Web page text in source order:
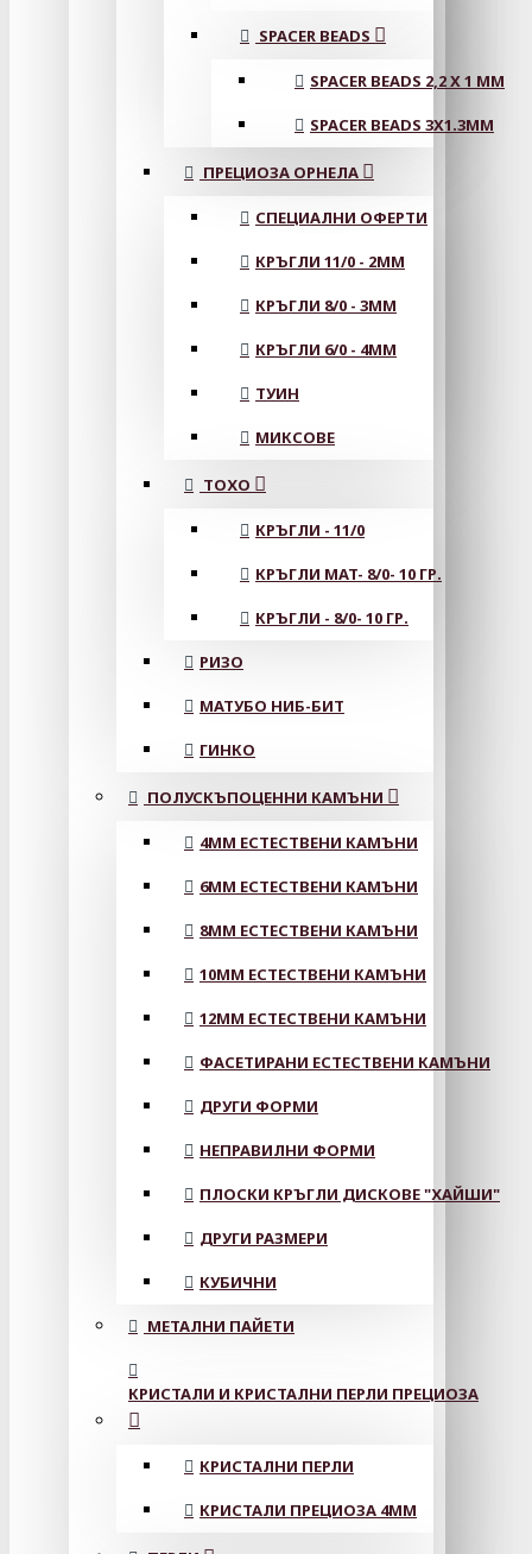
SPACER BEADS
SPACER BEADS 2,2 X 1 MM
SPACER BEADS 3X1.3MM
ПРЕЦИОЗА ОРНЕЛА
СПЕЦИАЛНИ ОФЕРТИ
КРЪГЛИ 11/0 - 2MM
КРЪГЛИ 8/0 - 3MM
КРЪГЛИ 6/0 - 4MM
ТУИН
МИКСОВЕ
ТОХО
КРЪГЛИ - 11/0
КРЪГЛИ MAT- 8/0- 10 ГР.
КРЪГЛИ - 8/0- 10 ГР.
РИЗО
МАТУБО НИБ-БИТ
ГИНКО
ПОЛУСКЪПОЦЕННИ КАМЪНИ
4MM ЕСТЕСТВЕНИ КАМЪНИ
6MM ЕСТЕСТВЕНИ КАМЪНИ
8MM ЕСТЕСТВЕНИ КАМЪНИ
10MM ЕСТЕСТВЕНИ КАМЪНИ
12MM ЕСТЕСТВЕНИ КАМЪНИ
ФАСЕТИРАНИ ЕСТЕСТВЕНИ КАМЪНИ
ДРУГИ ФОРМИ
НЕПРАВИЛНИ ФОРМИ
ПЛОСКИ КРЪГЛИ ДИСКОВЕ "ХАЙШИ"
ДРУГИ РАЗМЕРИ
КУБИЧНИ
МЕТАЛНИ ПАЙЕТИ
КРИСТАЛИ И КРИСТАЛНИ ПЕРЛИ ПРЕЦИОЗА
КРИСТАЛНИ ПЕРЛИ
КРИСТАЛИ ПРЕЦИОЗА 4ММ